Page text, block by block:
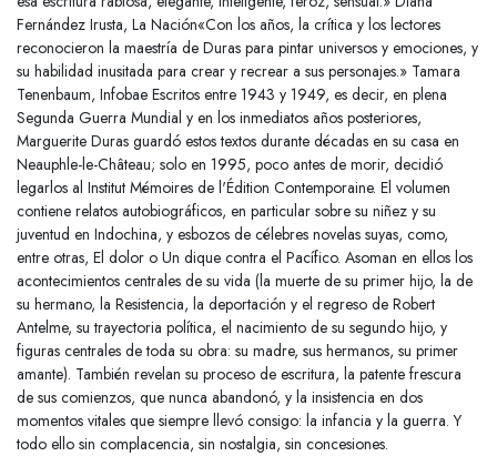
Fernández Irusta, La Nación«Con los años, la crítica y los lectores
reconocieron la maestría de Duras para pintar universos y emociones, y
su habilidad inusitada para crear y recrear a sus personajes.» Tamara
Tenenbaum, Infobae Escritos entre 1943 y 1949, es decir, en plena
Segunda Guerra Mundial y en los inmediatos años posteriores,
Marguerite Duras guardó estos textos durante décadas en su casa en
Neauphle-le-Château; solo en 1995, poco antes de morir, decidió
legarlos al Institut Mémoires de l'Édition Contemporaine. El volumen
contiene relatos autobiográficos, en particular sobre su niñez y su
juventud en Indochina, y esbozos de célebres novelas suyas, como,
entre otras, El dolor o Un dique contra el Pacífico. Asoman en ellos los
acontecimientos centrales de su vida (la muerte de su primer hijo, la de
su hermano, la Resistencia, la deportación y el regreso de Robert
Antelme, su trayectoria política, el nacimiento de su segundo hijo, y
figuras centrales de toda su obra: su madre, sus hermanos, su primer
amante). También revelan su proceso de escritura, la patente frescura
de sus comienzos, que nunca abandonó, y la insistencia en dos
momentos vitales que siempre llevó consigo: la infancia y la guerra. Y
todo ello sin complacencia, sin nostalgia, sin concesiones.